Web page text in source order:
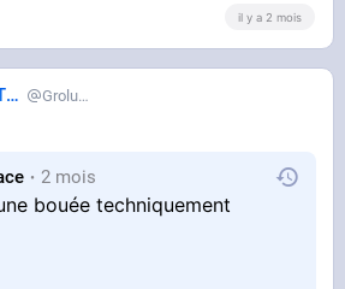
il y a 2 mois
Grolutes
2 mois
bouée techniquement